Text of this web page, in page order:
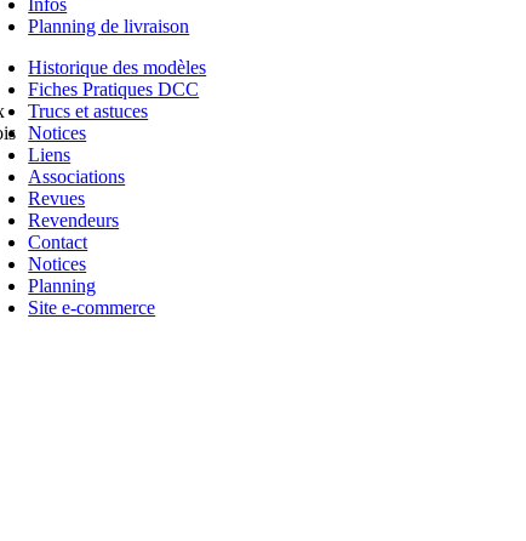
Planning de livraison
Historique des modèles
Fiches Pratiques DCC
Trucs et astuces
Notices
Liens
Associations
Revues
Revendeurs
Contact
Notices
Planning
Site e-commerce